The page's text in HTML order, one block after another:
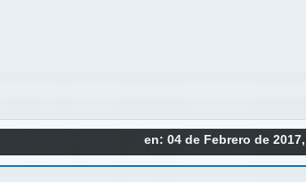
en: 04 de Febrero de